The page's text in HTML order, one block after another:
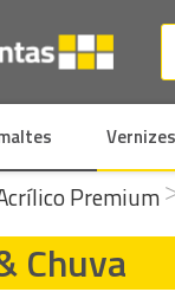
Premium
Chuva